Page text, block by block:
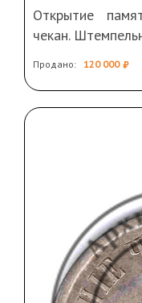
Открытие
чекан.
Продано: 120 000